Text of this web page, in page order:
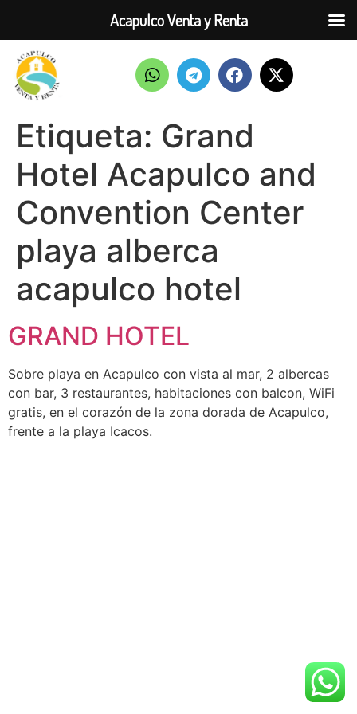
Etiqueta: Grand
Hotel Acapulco and
Convention Center
playa alberca
acapulco hotel
GRAND HOTEL
Sobre playa en Acapulco con vista al mar, 2 albercas
con bar, 3 restaurantes, habitaciones con balcon, WiFi
gratis, en el corazón de la zona dorada de Acapulco,
frente a la playa Icacos.
Acapulco Venta y Renta